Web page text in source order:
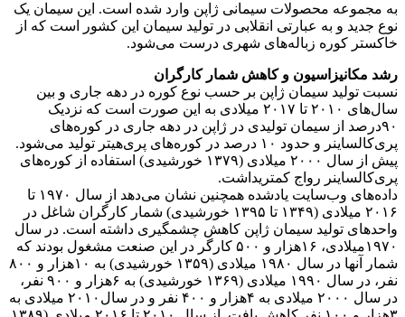
به مجموعه محصولات سیمانی ژاپن وارد شده است. این سیمان یک
نوع جدید و به عبارتی انقلابی در تولید سیمان این کشور است که از
خاکستر کوره زباله‌های شهری درست می‌شود.
رشد مکانیزاسیون و کاهش شمار کارگران
نسبت تولید سیمان ژاپن بر حسب نوع کوره در دهه جاری و بین
سال‌های ۲۰۱۰ تا ۲۰۱۷ میلادی به این صورت است که نزدیک
۹۰درصد از سیمان تولیدی در ژاپن در دهه جاری در کوره‌های
پری‌کالساینر و حدود ۱۰ درصد در کوره‌های پری‌هیتر تولید می‌شود.
پیش از سال ۲۰۰۰ میلادی (۱۳۷۹ خورشیدی) استفاده از کوره‌های
پری‌کالساینر رواج کمتریداشت.
داده‌های وب‌سایت یادشده همچنین نشان می‌دهد از سال ۱۹۷۰ تا
۲۰۱۶ میلادی (۱۳۴۹ تا ۱۳۹۵ خورشیدی) شمار کارگران شاغل در
واحدهای تولید سیمان ژاپن کاهش چشمگیری داشته است. در سال
۱۹۷۰میلادی، ۱۶هزار و ۵۰۰ کارگر در این صنعت مشغول بودند که
شمار آنها در سال ۱۹۸۰ میلادی (۱۳۵۹ خورشیدی) به ۱۰هزار و ۸۰۰
نفر، در سال ۱۹۹۰ میلادی (۱۳۶۹ خورشیدی) به ۶هزار و ۹۰۰ نفر،
در سال ۲۰۰۰ میلادی به ۴هزار و ۴۰۰ نفر و در سال۲۰۱۰ میلادی به